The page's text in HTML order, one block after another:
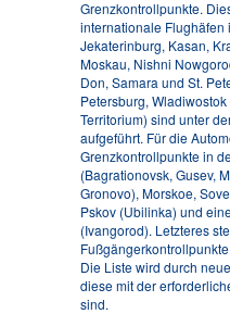
Grenzkontrollpunkte.
internationale Flughäfen
Jekaterinburg, Kasan,
Moskau, Nishni
Don, Samara und St.
Petersburg,
Territorium) sind unter
aufgeführt. Für die
Grenzkontrollpunkte in
(Bagrationovsk, Gusev,
Gronovo), Morskoe,
Pskov (Ubilinka) und
(Ivangorod). Letzteres
Fußgängerkontrollpunkte.
Die Liste wird durch
diese mit der
sind.